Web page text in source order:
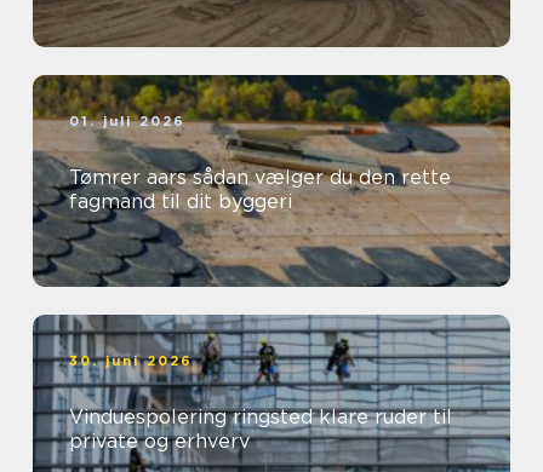
01. juli 2026
Tømrer aars sådan vælger du den rette
fagmand til dit byggeri
30. juni 2026
Vinduespolering ringsted klare ruder til
private og erhverv